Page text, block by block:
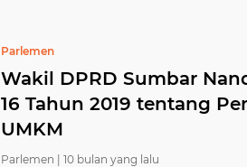
Parlemen
Wakil DPRD Sumbar
16 Tahun 2019 tentang
UMKM
Parlemen | 10 bulan yang lalu